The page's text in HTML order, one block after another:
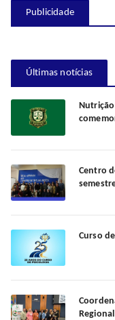
Publicidade
Últimas notícias
Centro
Curso